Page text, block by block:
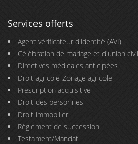
Services offerts
Agent vérificateur d'identité (AVI)
Célébration de mariage et d'union
Directives médicales anticipées
Droit agricole-Zonage agricole
Prescription acquisitive
Droit des personnes
Droit immobilier
Règlement de succession
Testament/Mandat